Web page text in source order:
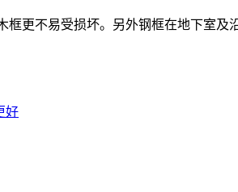
不易受损坏。另外钢框在地下室及
好